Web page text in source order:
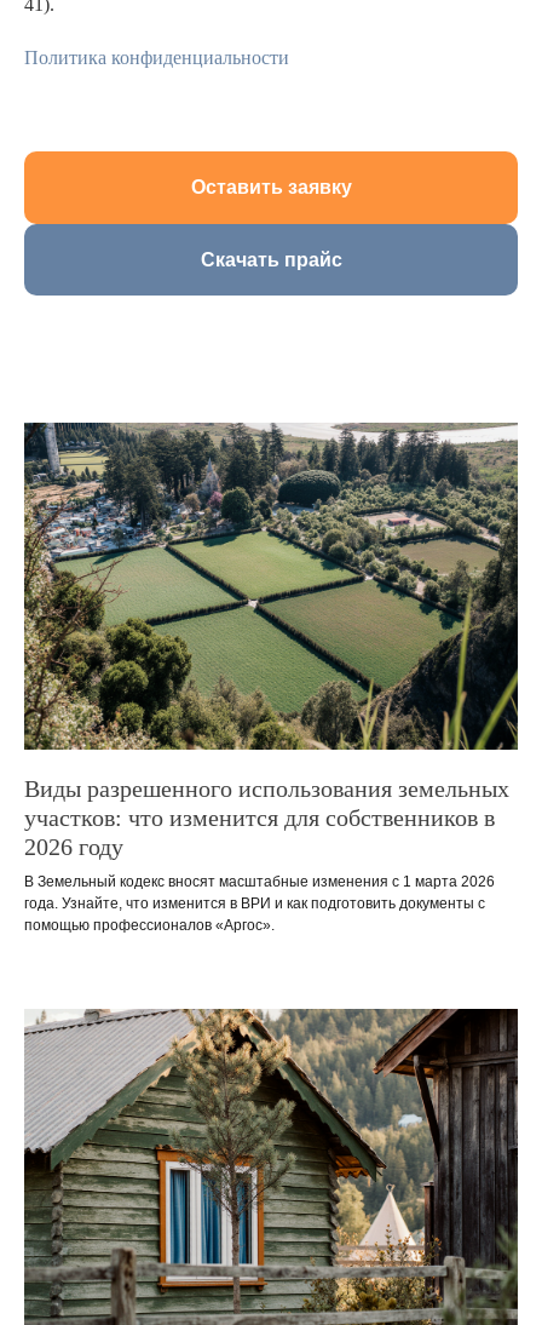
41).
Политика конфиденциальности
Оставить заявку
Скачать прайс
Виды разрешенного использования земельных
участков: что изменится для собственников в
2026 году
В Земельный кодекс вносят масштабные изменения с 1 марта 2026
года. Узнайте, что изменится в ВРИ и как подготовить документы с
помощью профессионалов «Аргос».